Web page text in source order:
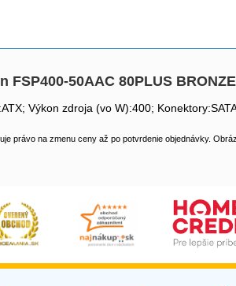
FSP400-50AAC 80PLUS
Výkon zdroja (vo W):400;
právo na zmenu ceny až po potvrdenie objednávky.